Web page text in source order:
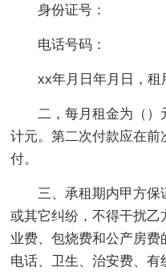
身份证号：
电话号码：
xx年月日年月日，租
二，每月租金为（
计元。第二次付款应在
付。
三、承租期内甲方保
或其它纠纷，不得干扰
业费、包烧费和公产房费
电话、卫生、治安费、